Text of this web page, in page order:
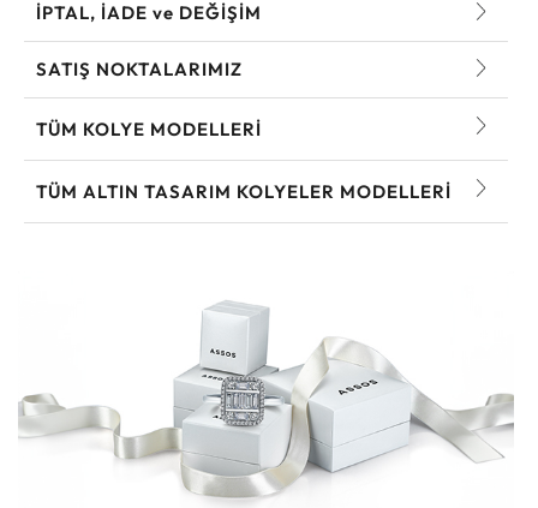
İPTAL, İADE ve DEĞİŞİM
SATIŞ NOKTALARIMIZ
TÜM KOLYE MODELLERI
TÜM ALTIN TASARIM KOLYELER MODELLERI